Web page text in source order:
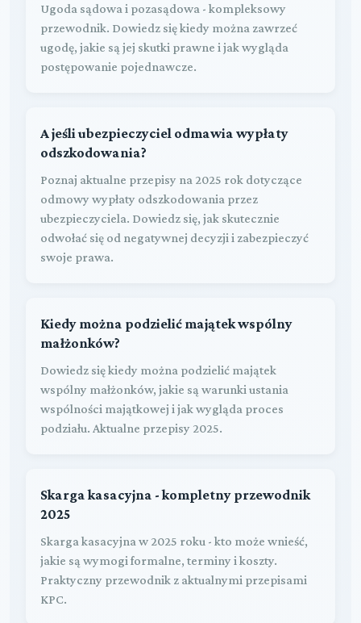
Ugoda sądowa i pozasądowa - kompleksowy
przewodnik. Dowiedz się kiedy można zawrzeć
ugodę, jakie są jej skutki prawne i jak wygląda
postępowanie pojednawcze.
A jeśli ubezpieczyciel odmawia wypłaty
odszkodowania?
Poznaj aktualne przepisy na 2025 rok dotyczące
odmowy wypłaty odszkodowania przez
ubezpieczyciela. Dowiedz się, jak skutecznie
odwołać się od negatywnej decyzji i zabezpieczyć
swoje prawa.
Kiedy można podzielić majątek wspólny
małżonków?
Dowiedz się kiedy można podzielić majątek
wspólny małżonków, jakie są warunki ustania
wspólności majątkowej i jak wygląda proces
podziału. Aktualne przepisy 2025.
Skarga kasacyjna - kompletny przewodnik
2025
Skarga kasacyjna w 2025 roku - kto może wnieść,
jakie są wymogi formalne, terminy i koszty.
Praktyczny przewodnik z aktualnymi przepisami
KPC.